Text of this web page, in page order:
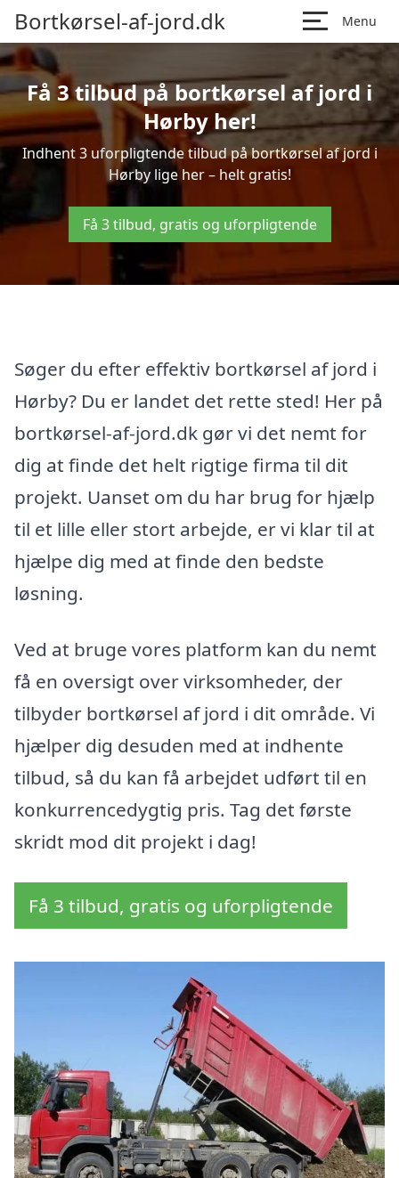
Bortkørsel-af-jord.dk Menu
Få 3 tilbud på bortkørsel af jord i
Hørby her!
Indhent 3 uforpligtende tilbud på bortkørsel af jord i
Hørby lige her – helt gratis!
Få 3 tilbud, gratis og uforpligtende
Søger du efter effektiv bortkørsel af jord i
Hørby? Du er landet det rette sted! Her på
bortkørsel-af-jord.dk gør vi det nemt for
dig at finde det helt rigtige firma til dit
projekt. Uanset om du har brug for hjælp
til et lille eller stort arbejde, er vi klar til at
hjælpe dig med at finde den bedste
løsning.
Ved at bruge vores platform kan du nemt
få en oversigt over virksomheder, der
tilbyder bortkørsel af jord i dit område. Vi
hjælper dig desuden med at indhente
tilbud, så du kan få arbejdet udført til en
konkurrencedygtig pris. Tag det første
skridt mod dit projekt i dag!
Få 3 tilbud, gratis og uforpligtende